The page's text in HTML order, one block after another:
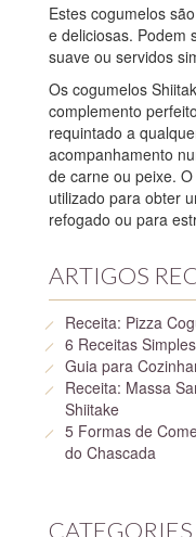
Estes cogumelos
e deliciosas. Podem
suave ou servidos
Os cogumelos
complemento
requintado a
acompanhamento
de carne ou peixe.
utilizado para obter
refogado ou para
ARTIGOS
Receita: Pizza
6 Receitas
Guia para
Receita: Massa
Shiitake
5 Formas de
do Chascada
CATEGORIES